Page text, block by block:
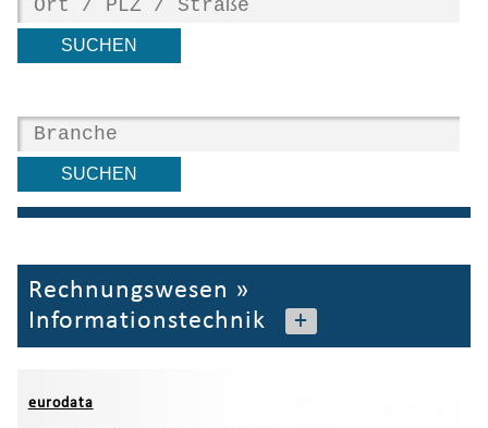
Rechnungswesen »
Informationstechnik
+
eurodata